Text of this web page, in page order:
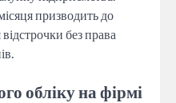
призводить до
без права
обліку на фірмі